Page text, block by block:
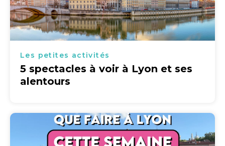
Les petites activités
5 spectacles à voir à Lyon et ses
alentours